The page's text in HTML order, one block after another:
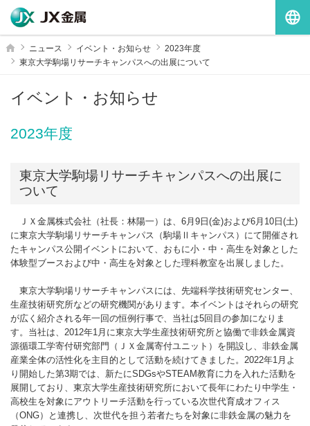
ホームニュース イベント・お知らせ
2023年度
東京大学駒場リサーチキャンパスへの出展について
イベント・お知らせ
2023年度
東京大学駒場リサーチキャンパスへの出展に
ついて
ＪＸ金属株式会社（社長：林陽一）は、6月9日(金)および6月10日(土)
に東京大学駒場リサーチキャンパス（駒場Ⅱキャンパス）にて開催され
たキャンパス公開イベントにおいて、おもに小・中・高生を対象とした
体験型ブースおよび中・高生を対象とした理科教室を出展しました。
東京大学駒場リサーチキャンパスには、先端科学技術研究センター、
生産技術研究所などの研究機関があります。本イベントはそれらの研究
が広く紹介される年一回の恒例行事で、当社は5回目の参加になりま
す。当社は、2012年1月に東京大学生産技術研究所と協働で非鉄金属資
源循環工学寄付研究部門（ＪＸ金属寄付ユニット）を開設し、非鉄金属
産業全体の活性化を主目的として活動を続けてきました。2022年1月よ
り開始した第3期では、新たにSDGsやSTEAM教育に力を入れた活動を
展開しており、東京大学生産技術研究所において長年にわたり中学生・
高校生を対象にアウトリーチ活動を行っている次世代育成オフィス
（ONG）と連携し、次世代を担う若者たちを対象に非鉄金属の魅力を